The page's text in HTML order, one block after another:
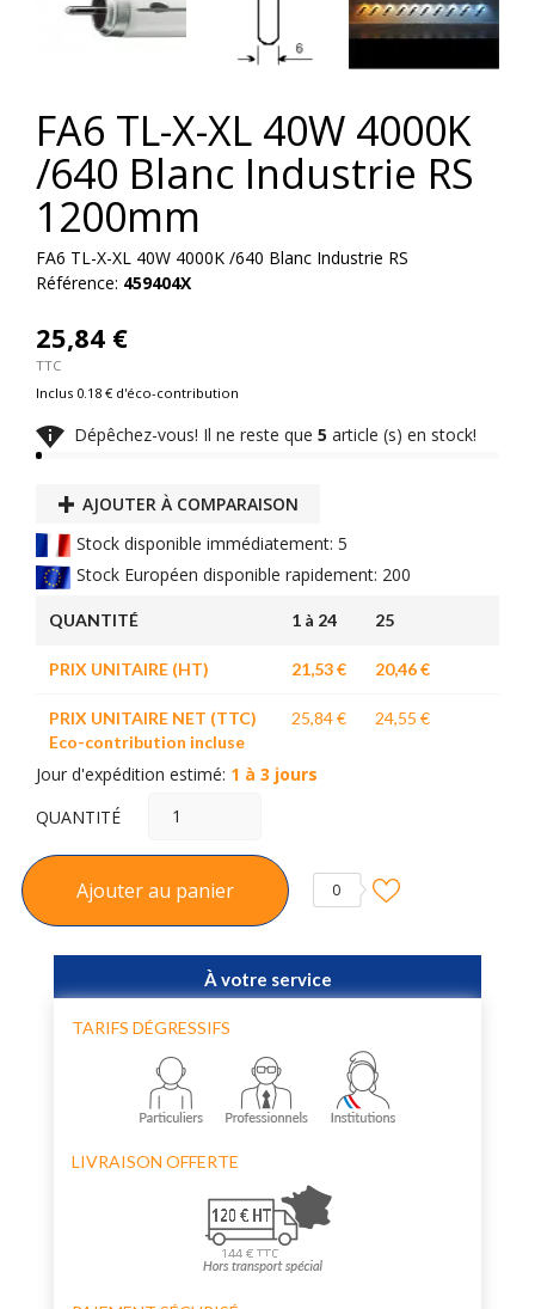
FA6 TL-X-XL 40W 4000K
/640 Blanc Industrie RS
1200mm
FA6 TL-X-XL 40W 4000K /640 Blanc Industrie RS
Référence: 459404X
25,84 €
TTC
Inclus 0.18 € d'éco-contribution
 Dépêchez-vous! Il ne reste que 5 article (s) en stock!
AJOUTER À COMPARAISON
Stock disponible immédiatement: 5
Stock Européen disponible rapidement: 200
QUANTITÉ 1 à 24 25
PRIX UNITAIRE (HT) 21,53 € 20,46 €
PRIX UNITAIRE NET (TTC)
Eco-contribution incluse
25,84 € 24,55 €
Jour d'expédition estimé: 1 à 3 jours
QUANTITÉ
Ajouter au panier 0
À votre service
TARIFS DÉGRESSIFS
LIVRAISON OFFERTE